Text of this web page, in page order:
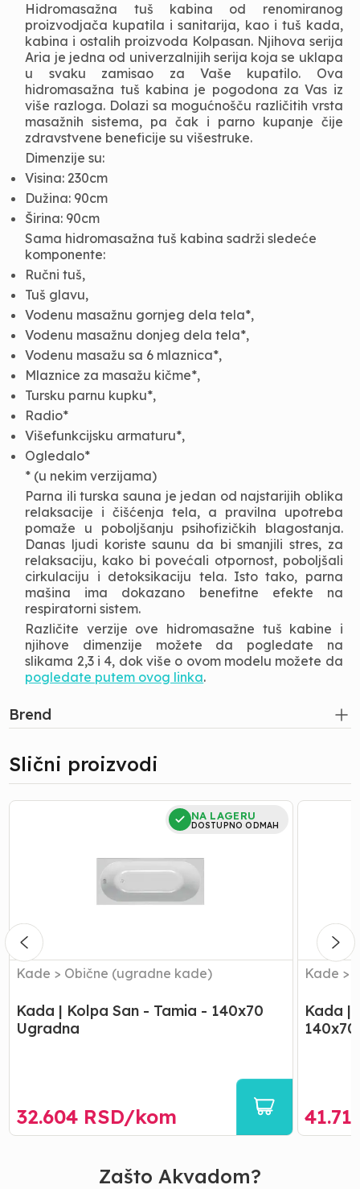
Hidromasažna tuš kabina od renomiranog
proizvodjača kupatila i sanitarija, kao i tuš kada,
kabina i ostalih proizvoda Kolpasan. Njihova serija
Aria je jedna od univerzalnijih serija koja se uklapa
u svaku zamisao za Vaše kupatilo. Ova
hidromasažna tuš kabina je pogodona za Vas iz
više razloga. Dolazi sa mogućnošču različitih vrsta
masažnih sistema, pa čak i parno kupanje čije
zdravstvene beneficije su višestruke.
Dimenzije su:
Visina: 230cm
Dužina: 90cm
Širina: 90cm
Sama hidromasažna tuš kabina sadrži sledeće
komponente:
Ručni tuš,
Tuš glavu,
Vodenu masažnu gornjeg dela tela*,
Vodenu masažnu donjeg dela tela*,
Vodenu masažu sa 6 mlaznica*,
Mlaznice za masažu kičme*,
Tursku parnu kupku*,
Radio*
Višefunkcijsku armaturu*,
Ogledalo*
* (u nekim verzijama)
Parna ili turska sauna je jedan od najstarijih oblika
relaksacije i čišćenja tela, a pravilna upotreba
pomaže u poboljšanju psihofizičkih blagostanja.
Danas ljudi koriste saunu da bi smanjili stres, za
relaksaciju, kako bi povećali otpornost, poboljšali
cirkulaciju i detoksikaciju tela. Isto tako, parna
mašina ima dokazano benefitne efekte na
respiratorni sistem.
Različite verzije ove hidromasažne tuš kabine i
njihove dimenzije možete da pogledate na
slikama 2,3 i 4, dok više o ovom modelu možete da
pogledate putem ovog linka.
Brend
Slični proizvodi
Kada
140x70
Ugradna
NA LAGERU
DOSTUPNO ODMAH
Kade > Obične (ugradne kade)
Kada | Kolpa San - Tamia - 140x70
Ugradna
32.604 RSD/kom
Kada
Obloga
140x70
Kade >
Kada |
140x70
Zašto Akvadom?